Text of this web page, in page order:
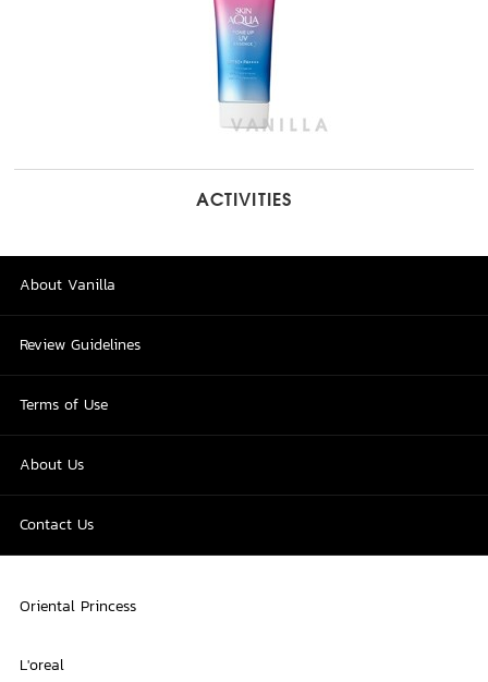
ACTIVITIES
About Vanilla
Review Guidelines
Terms of Use
About Us
Contact Us
Oriental Princess
L'oreal